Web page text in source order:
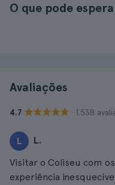
O que pode
Avaliações
4.7 · 1.538
L L.
Visitar o Coliseu com
experiência